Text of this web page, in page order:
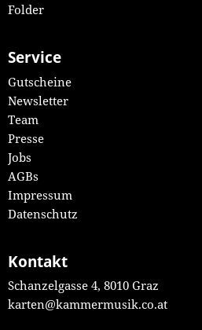
Folder
Service
Gutscheine
Newsletter
Team
Presse
Jobs
AGBs
Impressum
Datenschutz
Kontakt
Schanzelgasse 4, 8010 Graz
karten@kammermusik.co.at